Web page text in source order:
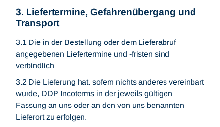
3. Liefertermine, Gefahrenübergang und
Transport
3.1 Die in der Bestellung oder dem Lieferabruf
angegebenen Liefertermine und -fristen sind
verbindlich.
3.2 Die Lieferung hat, sofern nichts anderes vereinbart
wurde, DDP Incoterms in der jeweils gültigen
Fassung an uns oder an den von uns benannten
Lieferort zu erfolgen.